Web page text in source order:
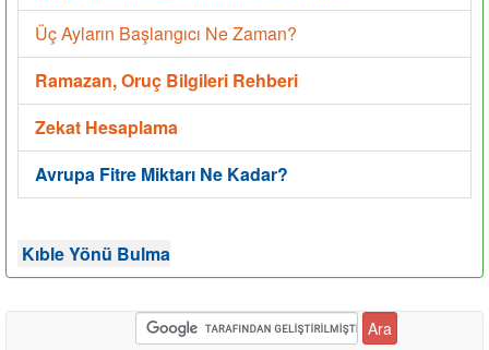
Üç Ayların Başlangıcı Ne Zaman?
Ramazan, Oruç Bilgileri Rehberi
Zekat Hesaplama
Avrupa Fitre Miktarı Ne Kadar?
Kıble Yönü Bulma